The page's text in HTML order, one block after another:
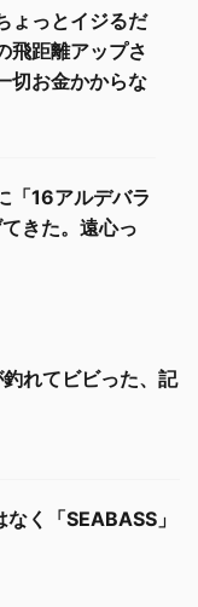
ょっとイジるだ
飛距離アップさ
切お金かからな
「16アルデバラ
きた。遠心っ
れてビビった、記
く「SEABASS」